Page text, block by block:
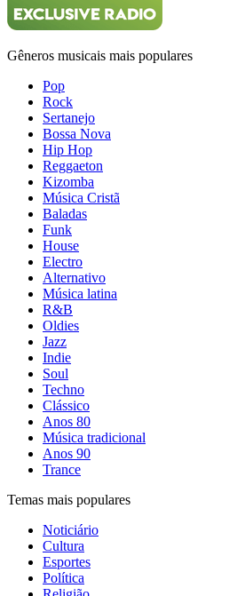
Gêneros musicais mais populares
Pop
Rock
Sertanejo
Bossa Nova
Hip Hop
Reggaeton
Kizomba
Música Cristã
Baladas
Funk
House
Electro
Alternativo
Música latina
R&B
Oldies
Jazz
Indie
Soul
Techno
Clássico
Anos 80
Música tradicional
Anos 90
Trance
Temas mais populares
Noticiário
Cultura
Esportes
Política